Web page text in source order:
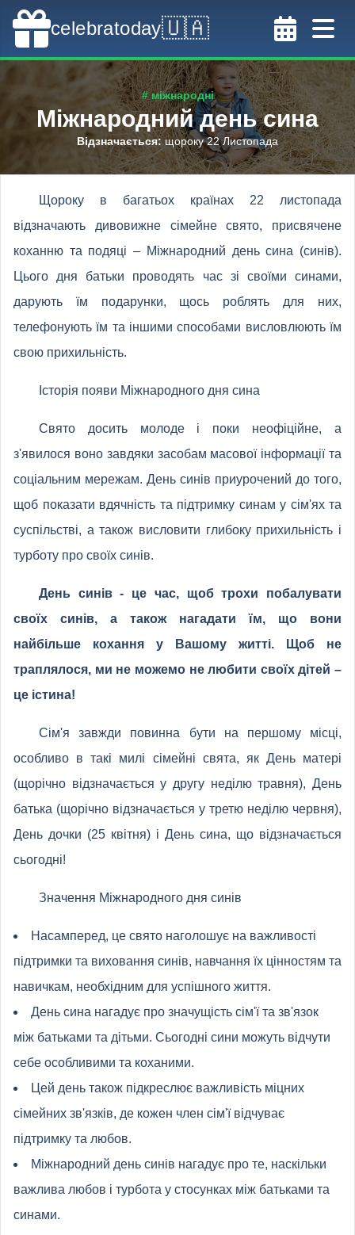
celebratoday🇺🇦
# міжнародні
Міжнародний день сина
Відзначається:щороку 22 Листопада
Щороку в багатьох країнах 22 листопада
відзначають дивовижне сімейне свято, присвячене
коханню та подяці – Міжнародний день сина (синів).
Цього дня батьки проводять час зі своїми синами,
дарують їм подарунки, щось роблять для них,
телефонують їм та іншими способами висловлюють їм
свою прихильність.
Історія появи Міжнародного дня сина
Свято досить молоде і поки неофіційне, а
з'явилося воно завдяки засобам масової інформації та
соціальним мережам. День синів приурочений до того,
щоб показати вдячність та підтримку синам у сім'ях та
суспільстві, а також висловити глибоку прихильність і
турботу про своїх синів.
День синів - це час, щоб трохи побалувати
своїх синів, а також нагадати їм, що вони
найбільше кохання у Вашому житті. Щоб не
траплялося, ми не можемо не любити своїх дітей –
це істина!
Сім'я завжди повинна бути на першому місці,
особливо в такі милі сімейні свята, як День матері
(щорічно відзначається у другу неділю травня), День
батька (щорічно відзначається у третю неділю червня),
День дочки (25 квітня) і День сина, що відзначається
сьогодні!
Значення Міжнародного дня синів
Насамперед, це свято наголошує на важливості
підтримки та виховання синів, навчання їх цінностям та
навичкам, необхідним для успішного життя.
День сина нагадує про значущість сім'ї та зв'язок
між батьками та дітьми. Сьогодні сини можуть відчути
себе особливими та коханими.
Цей день також підкреслює важливість міцних
сімейних зв'язків, де кожен член сім'ї відчуває
підтримку та любов.
Міжнародний день синів нагадує про те, наскільки
важлива любов і турбота у стосунках між батьками та
синами.